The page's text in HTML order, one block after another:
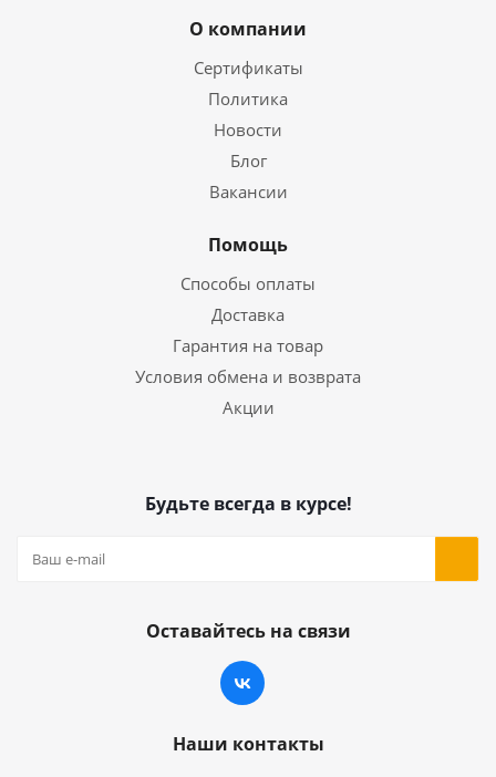
О компании
Сертификаты
Политика
Новости
Блог
Вакансии
Помощь
Способы оплаты
Доставка
Гарантия на товар
Условия обмена и возврата
Акции
Будьте всегда в курсе!
Оставайтесь на связи
Наши контакты